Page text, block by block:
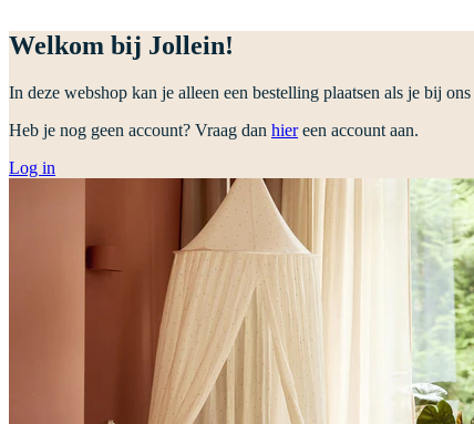
Welkom bij Jollein!
In deze webshop kan je alleen een bestelling plaatsen als je bij
Heb je nog geen account? Vraag dan hiereen account aan.
Log in